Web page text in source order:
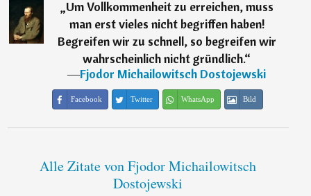
„Um Vollkommenheit zu erreichen, muss
man erst vieles nicht begriffen haben!
Begreifen wir zu schnell, so begreifen wir
wahrscheinlich nicht gründlich.“
―Fjodor Michailowitsch Dostojewski
Facebook Twitter WhatsApp Bild
Alle Zitate von Fjodor Michailowitsch
Dostojewski